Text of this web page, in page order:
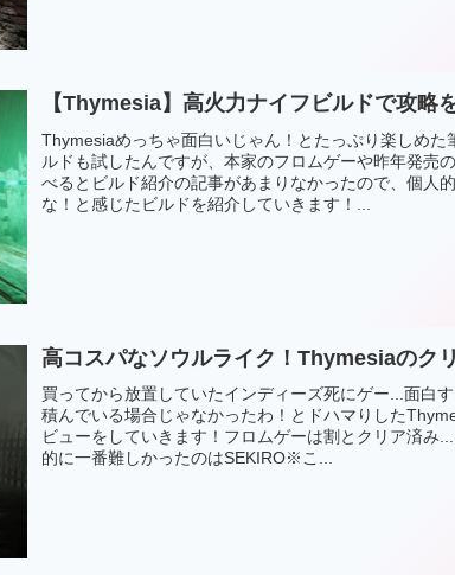
【Thymesia】高火力ナイフビルドで攻略
Thymesiaめっちゃ面白いじゃん！とたっぷり楽しめた
ルドも試したんですが、本家のフロムゲーや昨年発売
べるとビルド紹介の記事があまりなかったので、個人
な！と感じたビルドを紹介していきます！...
高コスパなソウルライク！Thymesiaのク
買ってから放置していたインディーズ死にゲー...面白す
積んでいる場合じゃなかったわ！とドハマりした
ビューをしていきます！フロムゲーは割とクリア済み
的に一番難しかったのはSEKIRO※こ...